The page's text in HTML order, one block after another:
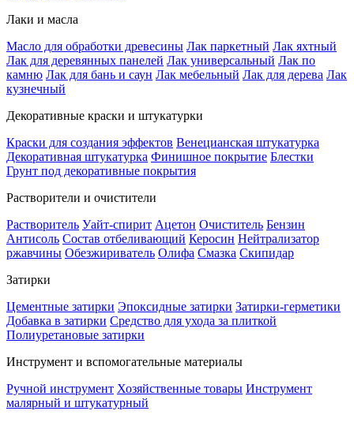
Лаки и масла
Масло для обработки древесины Лак паркетный Лак яхтный
Лак для деревянных панелей Лак универсальный Лак по
камню Лак для бань и саун Лак мебельный Лак для дерева Лак
кузнечный
Декоративные краски и штукатурки
Краски для создания эффектов Венецианская штукатурка
Декоративная штукатурка Финишное покрытие Блестки
Грунт под декоративные покрытия
Растворители и очистители
Растворитель Уайт-спирит Ацетон Очиститель Бензин
Антисоль Состав отбеливающий Керосин Нейтрализатор
ржавчины Обезжириватель Олифа Смазка Скипидар
Затирки
Цементные затирки Эпоксидные затирки Затирки-герметики
Добавка в затирки Средство для ухода за плиткой
Полиуретановые затирки
Инструмент и вспомогательные материалы
Ручной инструмент Хозяйственные товары Инструмент
малярный и штукатурный